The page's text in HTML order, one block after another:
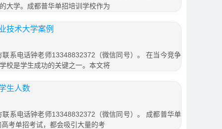
大学。成都普华单招培训学校作为
技术大学案例
系电话钟老师13348832372（微信同号）。 在当今竞争
校是学生成功的关键之一。本文将
生人数
系电话钟老师13348832372（微信同号）。 成都普华单
考单招考试，都会吸引大量的考